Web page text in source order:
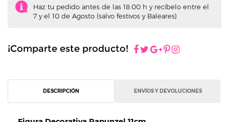
Haz tu pedido antes de las 18:00 h y recíbelo entre el
7 y el 10 de Agosto (salvo festivos y Baleares)
¡Comparte este producto!
DESCRIPCIÓN ENVÍOS Y DEVOLUCIONES